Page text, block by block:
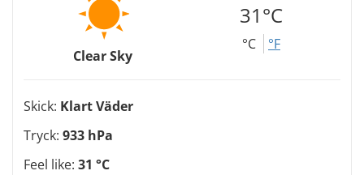
Clear Sky
31°C
°C °F
Skick: Klart Väder
Tryck: 933 hPa
Feel like: 31 °C